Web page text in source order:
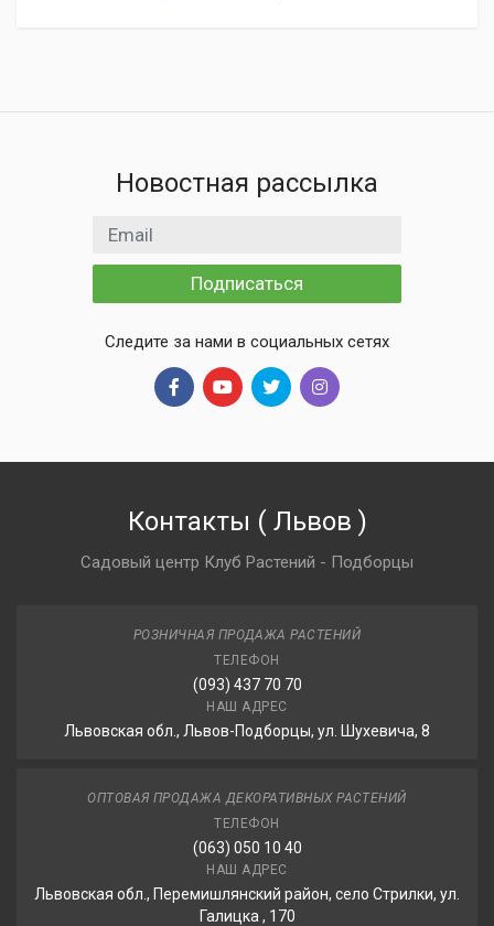
Новостная рассылка
Email адрес
Подписаться
Следите за нами в социальных сетях
Контакты ( Львов )
Садовый центр Клуб Растений - Подборцы
РОЗНИЧНАЯ ПРОДАЖА РАСТЕНИЙ
ТЕЛЕФОН
(093) 437 70 70
НАШ АДРЕС
Львовская обл., Львов-Подборцы, ул. Шухевича, 8
ОПТОВАЯ ПРОДАЖА ДЕКОРАТИВНЫХ РАСТЕНИЙ
ТЕЛЕФОН
(063) 050 10 40
НАШ АДРЕС
Львовская обл., Перемишлянский район, село Стрилки, ул.
Галицка , 170